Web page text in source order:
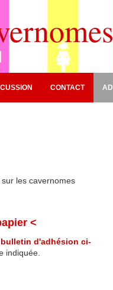
CONTACT
les cavernomes
<
bulletin d'adhésion ci-
indiquée.